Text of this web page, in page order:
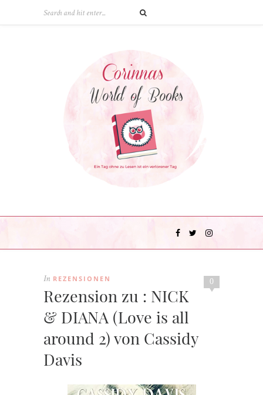
0
In REZENSIONEN
Rezension zu : NICK
& DIANA (Love is all
around 2) von Cassidy
Davis